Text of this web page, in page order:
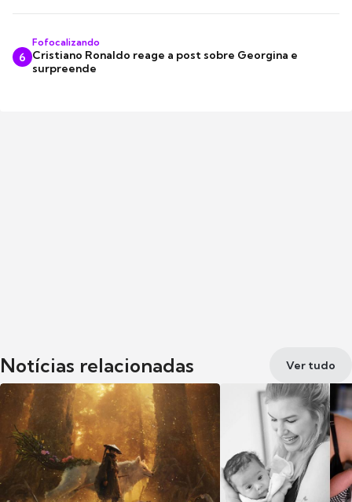
6
Fofocalizando
Cristiano Ronaldo reage a post sobre Georgina e
surpreende
Notícias relacionadas Ver tudo